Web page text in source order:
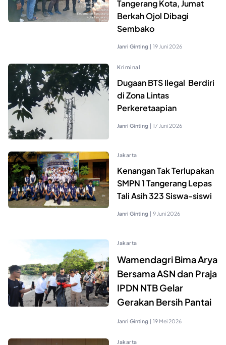
Tangerang Kota, Jumat
Berkah Ojol Dibagi
Sembako
Janri Ginting | 19 Juni 2026
Kriminal
Dugaan BTS Ilegal Berdiri
di Zona Lintas
Perkeretaapian
Janri Ginting | 17 Juni 2026
Jakarta
Kenangan Tak Terlupakan
SMPN 1 Tangerang Lepas
Tali Asih 323 Siswa-siswi
Janri Ginting | 9 Juni 2026
Jakarta
Wamendagri Bima Arya
Bersama ASN dan Praja
IPDN NTB Gelar
Gerakan Bersih Pantai
Janri Ginting | 19 Mei 2026
Jakarta